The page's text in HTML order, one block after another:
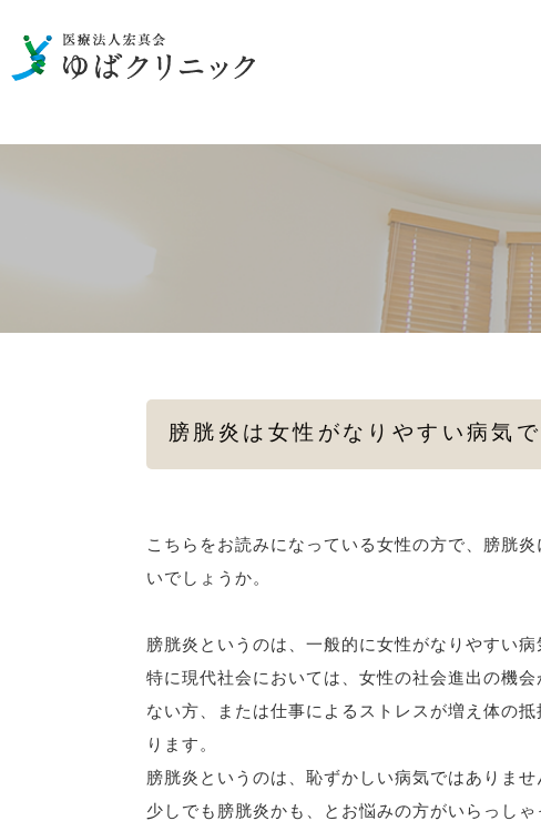
女性の泌尿
性病の検査・治療
膀胱炎は女性がなりやすい病気で
こちらをお読みになっている女性の方で、膀胱
いでしょうか。
膀胱炎というのは、一般的に女性がなりやすい病
特に現代社会においては、女性の社会進出の機
ない方、または仕事によるストレスが増え体の
ります。
膀胱炎というのは、恥ずかしい病気ではありませ
少しでも膀胱炎かも、とお悩みの方がいらっしゃ